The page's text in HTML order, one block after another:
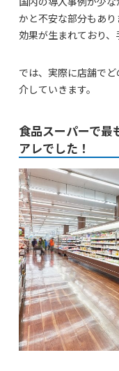
かと不安な部分もあ
効果が生まれており、
では、実際に店舗で
介していきます。
食品スーパーで最
アレでした！